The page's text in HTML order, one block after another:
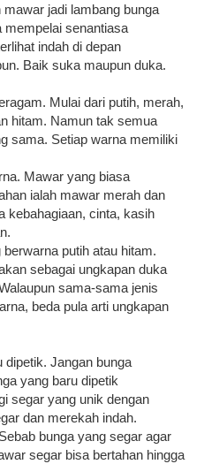
jadi lambang bunga
mempelai senantiasa
indah di depan
Baik suka maupun duka.
Mulai dari putih, merah,
hitam. Namun tak semua
sama. Setiap warna memiliki
Mawar yang biasa
ialah mawar merah dan
kebahagiaan, cinta, kasih
putih atau hitam.
sebagai ungkapan duka
sama-sama jenis
beda pula arti ungkapan
dipetik. Jangan bunga
yang baru dipetik
segar yang unik dengan
dan merekah indah.
bunga yang segar agar
segar bisa bertahan hingga